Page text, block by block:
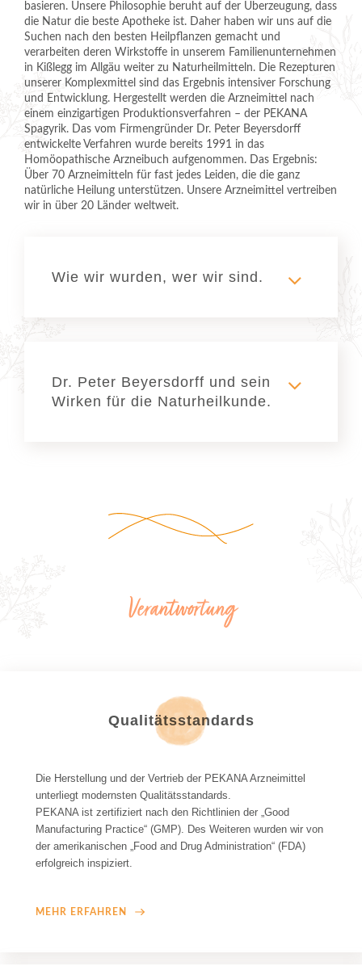
basieren. Unsere Philosophie beruht auf der Überzeugung, dass
die Natur die beste Apotheke ist. Daher haben wir uns auf die
Suchen nach den besten Heilpflanzen gemacht und
verarbeiten deren Wirkstoffe in unserem Familienunternehmen
in Kißlegg im Allgäu weiter zu Naturheilmitteln. Die Rezepturen
unserer Komplexmittel sind das Ergebnis intensiver Forschung
und Entwicklung. Hergestellt werden die Arzneimittel nach
einem einzigartigen Produktionsverfahren – der PEKANA
Spagyrik. Das vom Firmengründer Dr. Peter Beyersdorff
entwickelte Verfahren wurde bereits 1991 in das
Homöopathische Arzneibuch aufgenommen. Das Ergebnis:
Über 70 Arzneimitteln für fast jedes Leiden, die die ganz
natürliche Heilung unterstützen. Unsere Arzneimittel vertreiben
wir in über 20 Länder weltweit.
Wie wir wurden, wer wir sind.
Dr. Peter Beyersdorff und sein
Wirken für die Naturheilkunde.
Verantwortung
Qualitätsstandards
Die Herstellung und der Vertrieb der PEKANA Arzneimittel
unterliegt modernsten Qualitätsstandards.
PEKANA ist zertifiziert nach den Richtlinien der „Good
Manufacturing Practice“ (GMP). Des Weiteren wurden wir von
der amerikanischen „Food and Drug Administration“ (FDA)
erfolgreich inspiziert.
MEHR ERFAHREN